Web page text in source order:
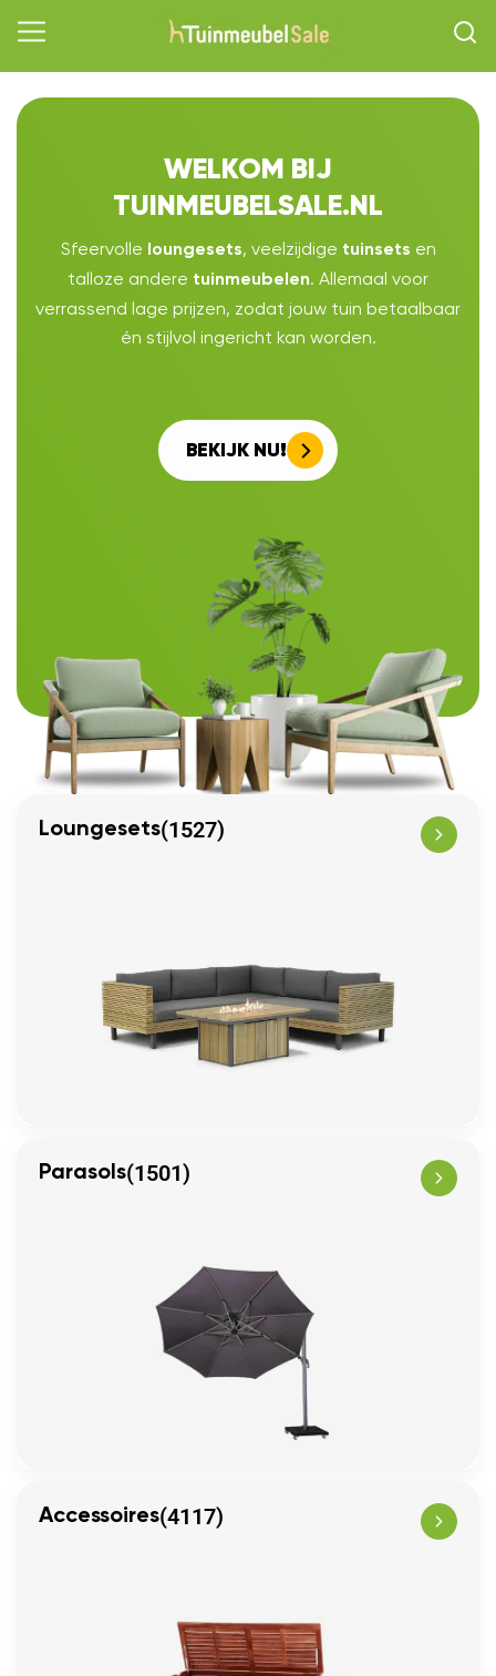
WELKOM BIJ
TUINMEUBELSALE.NL
Sfeervolle loungesets, veelzijdige tuinsets en
talloze andere tuinmeubelen. Allemaal voor
verrassend lage prijzen, zodat jouw tuin betaalbaar
én stijlvol ingericht kan worden.
BEKIJK NU!
Loungesets(1527)
Parasols(1501)
Accessoires(4117)